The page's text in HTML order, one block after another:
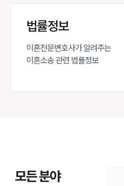
법률정보
이혼전문변호사가 알려주는
이혼소송 관련 법률정보
모든 분야